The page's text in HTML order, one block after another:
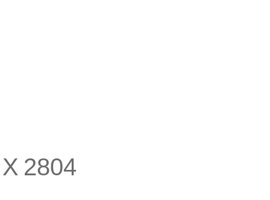
2804